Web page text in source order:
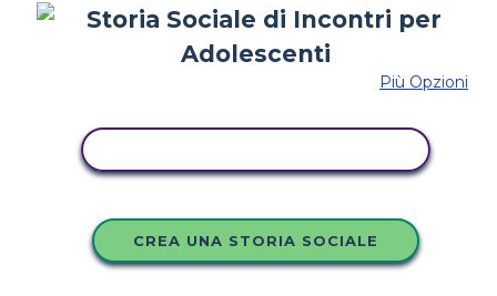
Più Opzioni
CREA UNA STORIA SOCIALE